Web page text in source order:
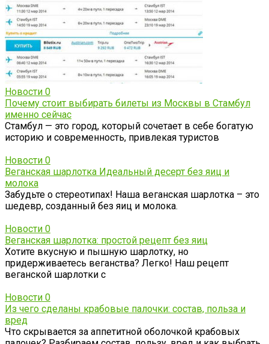
Новости 0
Почему стоит выбирать билеты из Москвы в Стамбул
именно сейчас
Стамбул — это город, который сочетает в себе богатую
историю и современность, привлекая туристов
Новости 0
Веганская шарлотка Идеальный десерт без яиц и
молока
Забудьте о стереотипах! Наша веганская шарлотка – это
шедевр, созданный без яиц и молока.
Новости 0
Веганская шарлотка: простой рецепт без яиц
Хотите вкусную и пышную шарлотку, но
придерживаетесь веганства? Легко! Наш рецепт
веганской шарлотки с
Новости 0
Из чего сделаны крабовые палочки: состав, польза и
вред
Что скрывается за аппетитной оболочкой крабовых